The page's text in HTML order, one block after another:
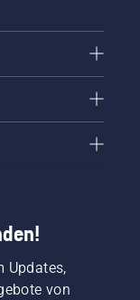
Updates,
von